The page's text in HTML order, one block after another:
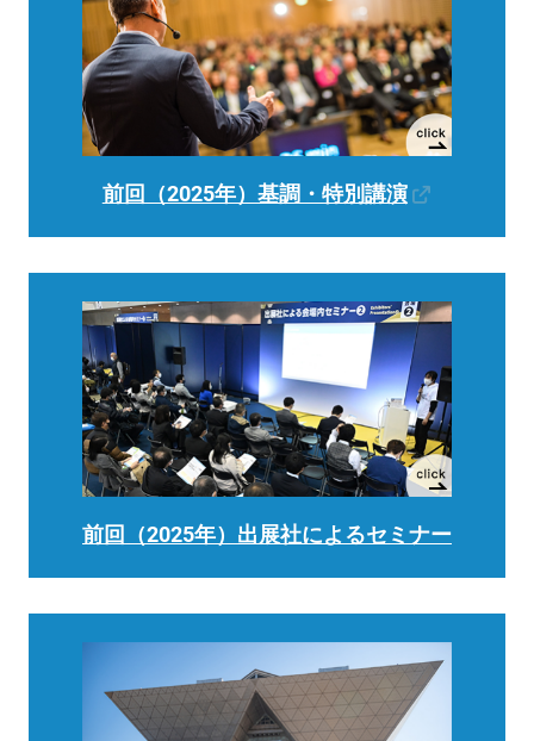
前回（2025年）基調・特別講演
前回（2025年）出展社によるセミナー